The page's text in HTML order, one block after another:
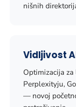
nišnih
Vidljivost
Optimizacija
Perplexityju,
— novoj